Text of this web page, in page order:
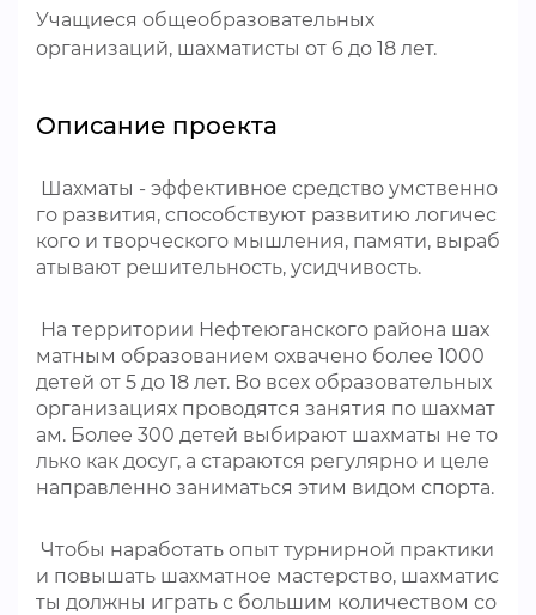
Учащиеся общеобразовательных
организаций, шахматисты от 6 до 18 лет.
Описание проекта
Шахматы - эффективное средство умственно
го развития, способствуют развитию логичес
кого и творческого мышления, памяти, выраб
атывают решительность, усидчивость.
На территории Нефтеюганского района шах
матным образованием охвачено более 1000
детей от 5 до 18 лет. Во всех образовательных
организациях проводятся занятия по шахмат
ам. Более 300 детей выбирают шахматы не то
лько как досуг, а стараются регулярно и целе
направленно заниматься этим видом спорта.
Чтобы наработать опыт турнирной практики
и повышать шахматное мастерство, шахматис
ты должны играть с большим количеством со